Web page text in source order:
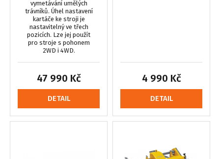
vymetávání umělých
trávníků. Úhel nastavení
kartáče ke stroji je
nastavitelný ve třech
pozicích. Lze jej použít
pro stroje s pohonem
2WD i 4WD.
47 990 Kč
DETAIL
4 990 Kč
DETAIL